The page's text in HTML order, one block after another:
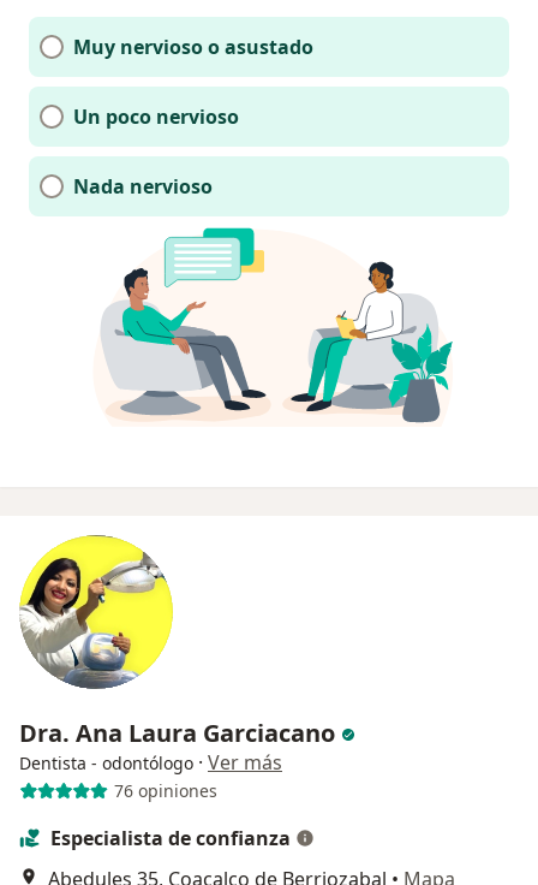
Muy nervioso o asustado
Un poco nervioso
Nada nervioso
Dra. Ana Laura Garciacano
Dentista - odontólogo · Ver más
76 opiniones
Especialista de confianza
Abedules 35, Coacalco de Berriozabal • Mapa